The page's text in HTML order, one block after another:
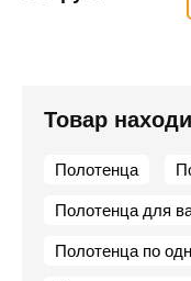
Товар
Полотенца
Полотенца для
Полотенца по